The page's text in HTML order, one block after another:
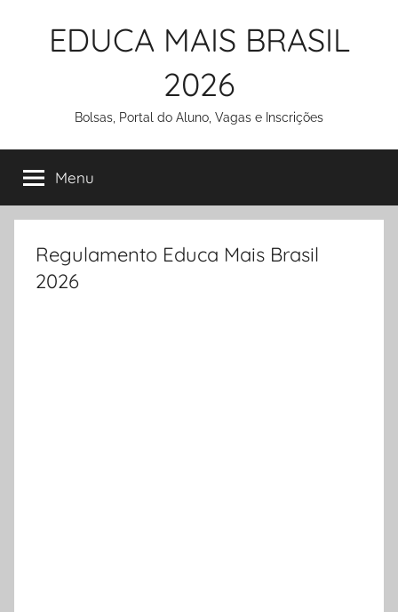
EDUCA MAIS BRASIL
2026
Bolsas, Portal do Aluno, Vagas e Inscrições
Menu
Regulamento Educa Mais Brasil
2026